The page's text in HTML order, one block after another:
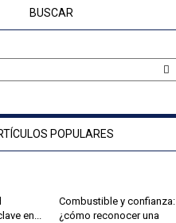
BUSCAR
POPULARES
en...
Combustible y confianza:
¿cómo reconocer una